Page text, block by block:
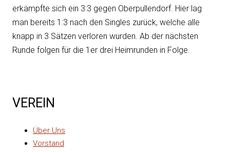
erkämpfte sich ein 3:3 gegen Oberpullendorf. Hier lag
man bereits 1:3 nach den Singles zurück, welche alle
knapp in 3 Sätzen verloren wurden. Ab der nächsten
Runde folgen für die 1er drei Heimrunden in Folge.
VEREIN
Über Uns
Vorstand